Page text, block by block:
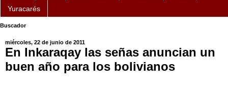
Yuracarés
Buscador
miércoles, 22 de junio de 2011
En Inkaraqay las señas anuncian un
buen año para los bolivianos